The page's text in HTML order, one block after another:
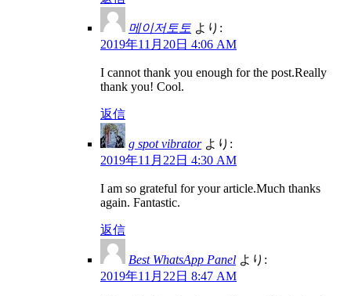
메이저토토 より:
2019年11月20日 4:06 AM
I cannot thank you enough for the post.Really
thank you! Cool.
返信
g spot vibrator より:
2019年11月22日 4:30 AM
I am so grateful for your article.Much thanks
again. Fantastic.
返信
Best WhatsApp Panel より:
2019年11月22日 8:47 AM